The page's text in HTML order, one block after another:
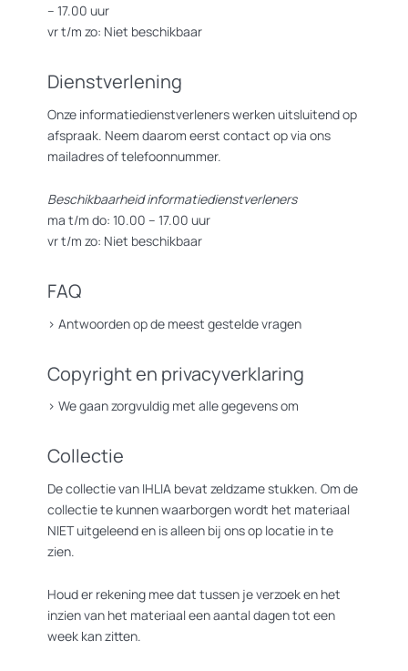
– 17.00 uur
vr t/m zo: Niet beschikbaar
Dienstverlening
Onze informatiedienstverleners werken uitsluitend op
afspraak. Neem daarom eerst contact op via ons
mailadres of telefoonnummer.
Beschikbaarheid informatiedienstverleners
ma t/m do: 10.00 – 17.00 uur
vr t/m zo: Niet beschikbaar
FAQ
> Antwoorden op de meest gestelde vragen
Copyright en privacyverklaring
> We gaan zorgvuldig met alle gegevens om
Collectie
De collectie van IHLIA bevat zeldzame stukken. Om de
collectie te kunnen waarborgen wordt het materiaal
NIET uitgeleend en is alleen bij ons op locatie in te
zien.
Houd er rekening mee dat tussen je verzoek en het
inzien van het materiaal een aantal dagen tot een
week kan zitten.